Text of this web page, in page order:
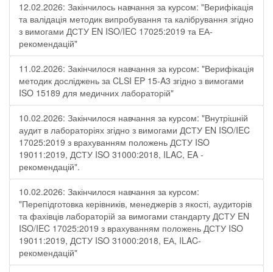
12.02.2026: Закінчилось навчання за курсом: "Верифікація
та валідація методик випробування та калібрування згідно
з вимогами ДСТУ EN ISO/IEC 17025:2019 та ЕА-
рекомендацій"
11.02.2026: Закінчилося навчання за курсом: "Верифікація
методик досліджень за CLSI EP 15-A3 згідно з вимогами
ISO 15189 для медичних лабораторій"
10.02.2026: Закінчилося навчання за курсом: "Внутрішній
аудит в лабораторіях згідно з вимогами ДСТУ EN ISO/IEC
17025:2019 з врахуванням положень ДСТУ ISO
19011:2019, ДСТУ ISO 31000:2018, ILAC, EA -
рекомендацій".
10.02.2026: Закінчилося навчання за курсом:
"Перепідготовка керівників, менеджерів з якості, аудиторів
та фахівців лабораторій за вимогами стандарту ДСТУ EN
ISO/IEC 17025:2019 з врахуванням положень ДСТУ ISO
19011:2019, ДСТУ ISO 31000:2018, ЕА, ILAC-
рекомендацій"